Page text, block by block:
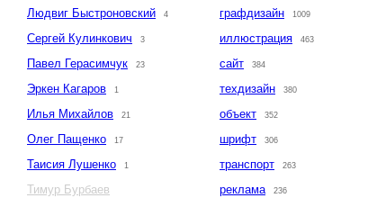
Людвиг Быстроновский 4
Сергей Кулинкович 3
Павел Герасимчук 23
Эркен Кагаров 1
Илья Михайлов 21
Олег Пащенко 17
Таисия Лушенко 1
Тимур Бурбаев
графдизайн 1009
иллюстрация 463
сайт 384
техдизайн 380
объект 352
шрифт 306
транспорт 263
реклама 236